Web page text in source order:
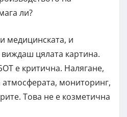
ли?
медицинската, и
виждаш цялата картина.
е критична. Налягане,
атмосферата, мониторинг,
Това не е козметична